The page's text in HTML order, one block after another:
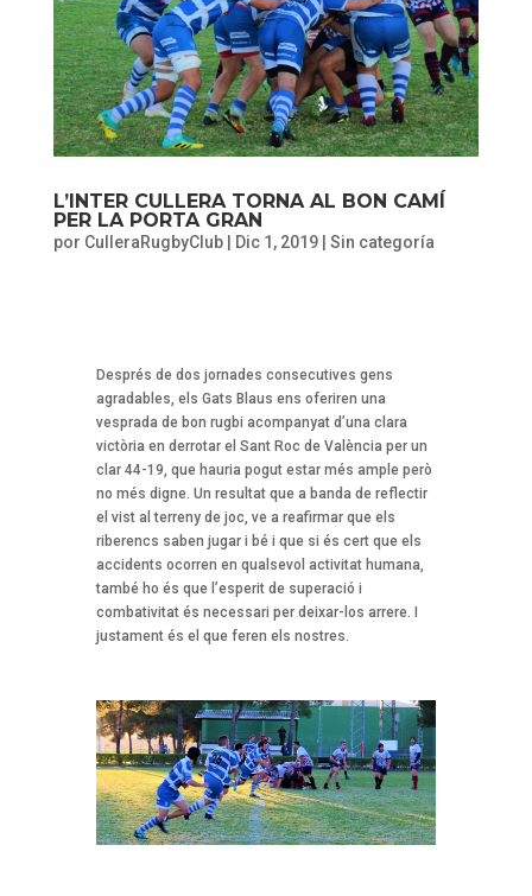
L’INTER CULLERA TORNA AL BON CAMÍ
PER LA PORTA GRAN
por CulleraRugbyClub| Dic 1, 2019| Sin categoría
Després de dos jornades consecutives gens
agradables, els Gats Blaus ens oferiren una
vesprada de bon rugbi acompanyat d’una clara
victòria en derrotar el Sant Roc de València per un
clar 44-19, que hauria pogut estar més ample però
no més digne. Un resultat que a banda de reflectir
el vist al terreny de joc, ve a reafirmar que els
riberencs saben jugar i bé i que si és cert que els
accidents ocorren en qualsevol activitat humana,
també ho és que l’esperit de superació i
combativitat és necessari per deixar-los arrere. I
justament és el que feren els nostres.